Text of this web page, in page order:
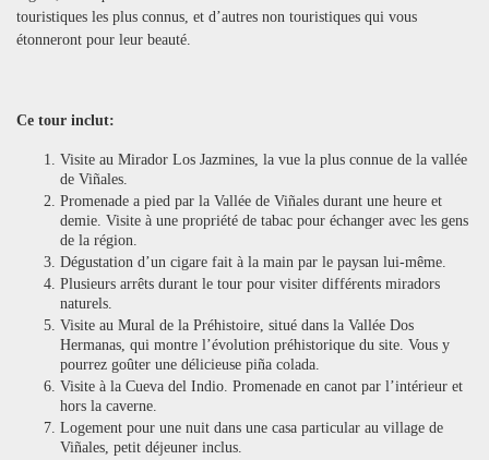
touristiques les plus connus, et d’autres non touristiques qui vous
étonneront pour leur beauté.
Ce tour inclut:
Visite au Mirador Los Jazmines, la vue la plus connue de la vallée
de Viñales.
Promenade a pied par la Vallée de Viñales durant une heure et
demie. Visite à une propriété de tabac pour échanger avec les gens
de la région.
Dégustation d’un cigare fait à la main par le paysan lui-même.
Plusieurs arrêts durant le tour pour visiter différents miradors
naturels.
Visite au Mural de la Préhistoire, situé dans la Vallée Dos
Hermanas, qui montre l’évolution préhistorique du site. Vous y
pourrez goûter une délicieuse piña colada.
Visite à la Cueva del Indio. Promenade en canot par l’intérieur et
hors la caverne.
Logement pour une nuit dans une casa particular au village de
Viñales, petit déjeuner inclus.